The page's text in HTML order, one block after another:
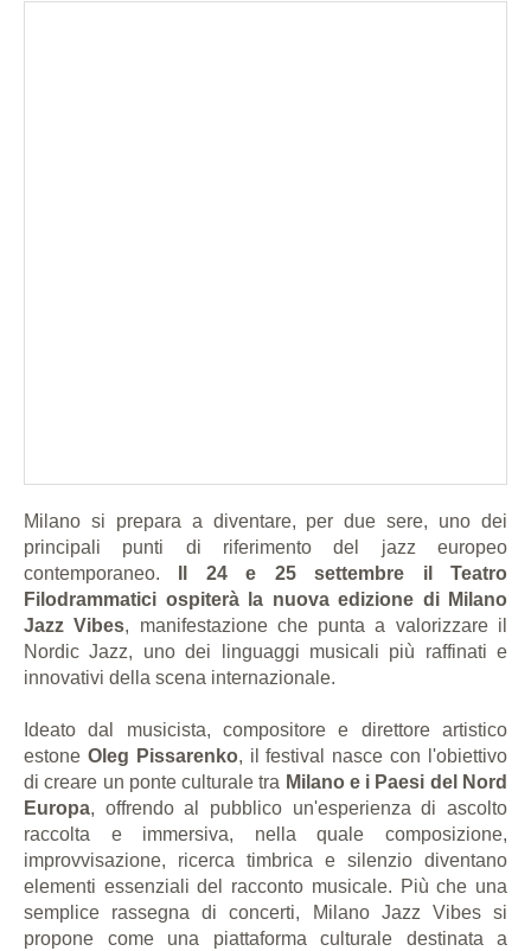
Milano si prepara a diventare, per due sere, uno dei
principali punti di riferimento del jazz europeo
contemporaneo.
Il 24 e 25 settembre il Teatro
Filodrammatici ospiterà la nuova edizione di Milano
Jazz Vibes, manifestazione che punta a valorizzare il
Nordic Jazz, uno dei linguaggi musicali più raffinati e
innovativi della scena internazionale.
Ideato dal musicista, compositore e direttore artistico
estone Oleg Pissarenko, il festival nasce con l'obiettivo
di creare un ponte culturale tra Milano e i Paesi del Nord
Europa, offrendo al pubblico un'esperienza di ascolto
raccolta e immersiva, nella quale composizione,
improvvisazione, ricerca timbrica e silenzio diventano
elementi essenziali del racconto musicale. Più che una
semplice rassegna di concerti, Milano Jazz Vibes si
propone come una piattaforma culturale destinata a